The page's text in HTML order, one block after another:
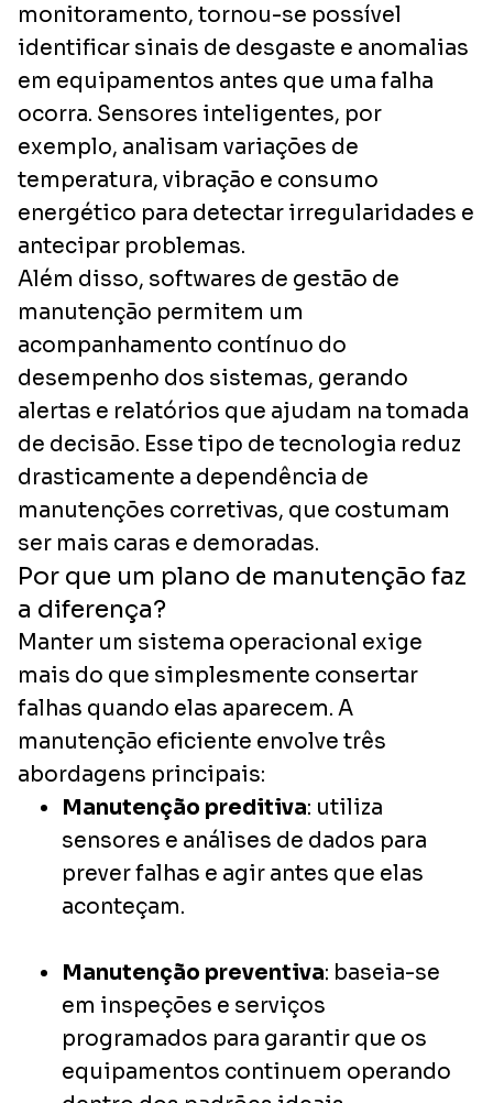
monitoramento, tornou-se possível
identificar sinais de desgaste e anomalias
em equipamentos antes que uma falha
ocorra. Sensores inteligentes, por
exemplo, analisam variações de
temperatura, vibração e consumo
energético para detectar irregularidades e
antecipar problemas.
Além disso, softwares de gestão de
manutenção permitem um
acompanhamento contínuo do
desempenho dos sistemas, gerando
alertas e relatórios que ajudam na tomada
de decisão. Esse tipo de tecnologia reduz
drasticamente a dependência de
manutenções corretivas, que costumam
ser mais caras e demoradas.
Por que um plano de manutenção faz
a diferença?
Manter um sistema operacional exige
mais do que simplesmente consertar
falhas quando elas aparecem. A
manutenção eficiente envolve três
abordagens principais:
Manutenção preditiva: utiliza
sensores e análises de dados para
prever falhas e agir antes que elas
aconteçam.
Manutenção preventiva: baseia-se
em inspeções e serviços
programados para garantir que os
equipamentos continuem operando